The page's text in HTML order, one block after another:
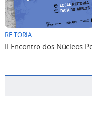
REITORIA
II Encontro dos Núcleos